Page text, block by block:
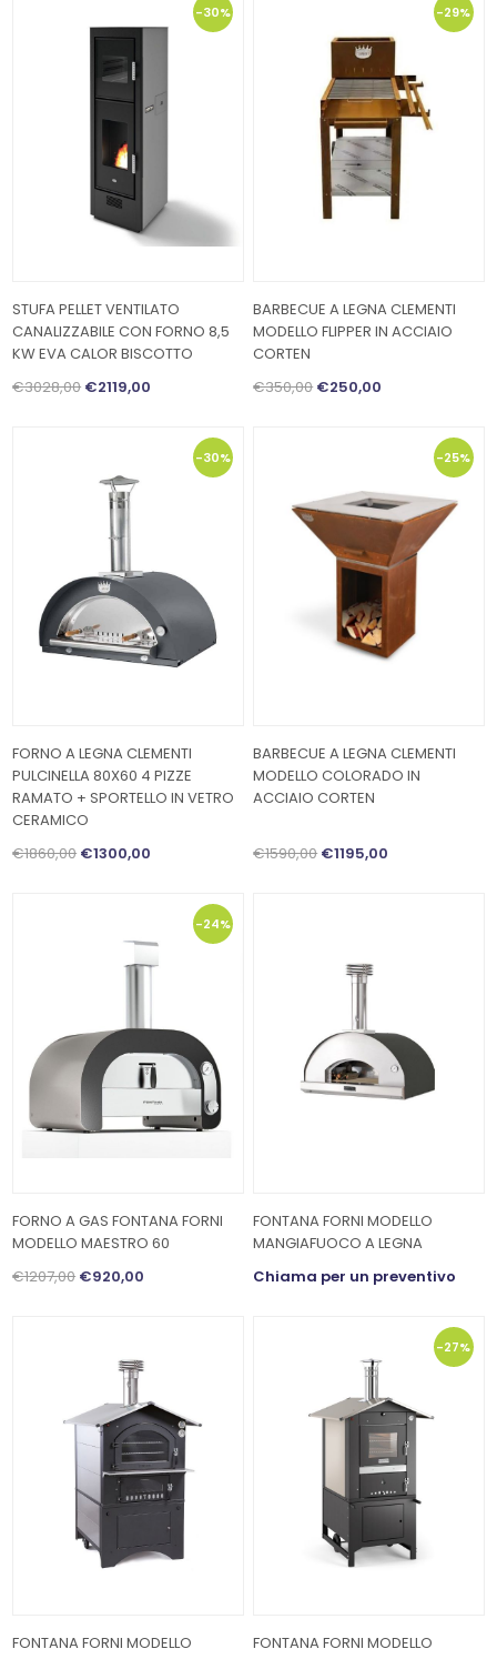
-30%
STUFA PELLET VENTILATO
CANALIZZABILE CON FORNO 8,5
KW EVA CALOR BISCOTTO
€3028,00 €2119,00
-29%
BARBECUE A LEGNA CLEMENTI
MODELLO FLIPPER IN ACCIAIO
CORTEN
€350,00€250,00
-30%
FORNO A LEGNA CLEMENTI
PULCINELLA 80X60 4 PIZZE
RAMATO + SPORTELLO IN VETRO
CERAMICO
€1860,00 €1300,00
-25%
BARBECUE A LEGNA CLEMENTI
MODELLO COLORADO IN
ACCIAIO CORTEN
€1590,00€1195,00
-24%
FORNO A GAS FONTANA FORNI
MODELLO MAESTRO 60
€1207,00 €920,00
FONTANA FORNI MODELLO
MANGIAFUOCO A LEGNA
Chiama per un preventivo
FONTANA FORNI MODELLO
-27%
FONTANA FORNI MODELLO